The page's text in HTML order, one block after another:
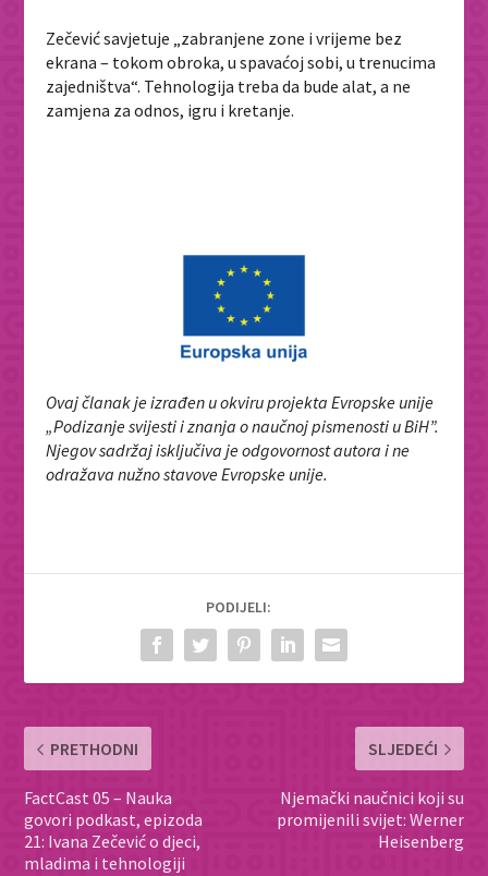
Zečević savjetuje „zabranjene zone i vrijeme bez
ekrana – tokom obroka, u spavaćoj sobi, u trenucima
zajedništva“. Tehnologija treba da bude alat, a ne
zamjena za odnos, igru i kretanje.
Ovaj članak je izrađen u okviru projekta Evropske unije
„Podizanje svijesti i znanja o naučnoj pismenosti u BiH”.
Njegov sadržaj isključiva je odgovornost autora i ne
odražava nužno stavove Evropske unije.
PODIJELI:
PRETHODNI
FactCast 05 – Nauka
govori podkast, epizoda
21: Ivana Zečević o djeci,
mladima i tehnologiji
SLJEDEĆI
Njemački naučnici koji su
promijenili svijet: Werner
Heisenberg